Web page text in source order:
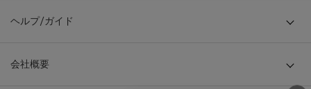
ヘルプ/ガイド
会社概要